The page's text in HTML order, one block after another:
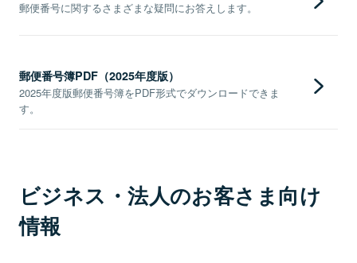
郵便番号に関するさまざまな疑問にお答えします。
郵便番号簿PDF（2025年度版）
2025年度版郵便番号簿をPDF形式でダウンロードできま
す。
ビジネス・法人のお客さま向け
情報